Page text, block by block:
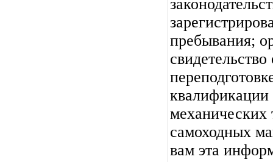
пребывания;
квалификации
механических
самоходных
вам эта